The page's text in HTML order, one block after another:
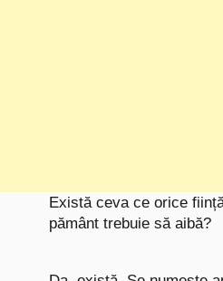
Există ceva ce orice
pământ trebuie să aibă?